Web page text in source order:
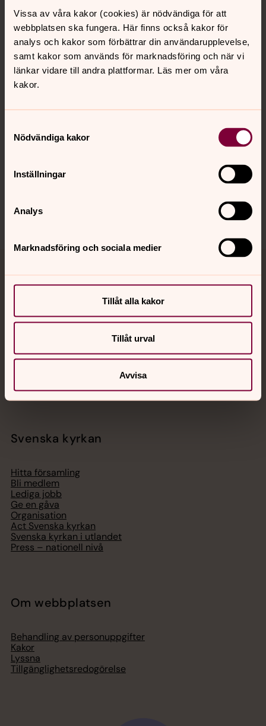
Vissa av våra kakor (cookies) är nödvändiga för att
webbplatsen ska fungera. Här finns också kakor för
analys och kakor som förbättrar din användarupplevelse,
samt kakor som används för marknadsföring och när vi
länkar vidare till andra plattformar. Läs mer om våra
kakor.
Nödvändiga kakor
Inställningar
Analys
Marknadsföring och sociala medier
Tillåt alla kakor
Tillåt urval
Avvisa
Kontakt
Hitta snabbt
Sociala kanaler
Jourhavande präst
Akut samtals- och krisstöd. Prata eller chatta anonymt
med en präst på kvällar och nätter.
Chatt
Svenska kyrkan
Hitta församling
Bli medlem
Lediga jobb
Ge en gåva
Organisation
Act Svenska kyrkan
Svenska kyrkan i utlandet
Press – nationell nivå
Om webbplatsen
Behandling av personuppgifter
Kakor
Lyssna
Tillgänglighetsredogörelse